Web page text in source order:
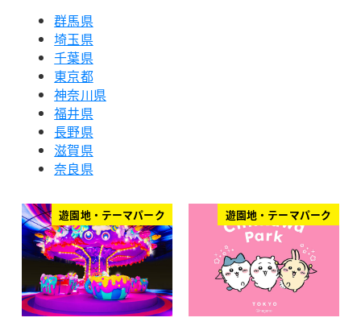
群馬県
埼玉県
千葉県
東京都
神奈川県
福井県
長野県
滋賀県
奈良県
遊園地・テーマパーク 遊園地・テーマパーク